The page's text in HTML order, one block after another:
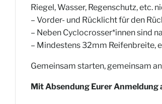
Riegel, Wasser, Regenschutz, etc.
– Vorder- und Rücklicht für den
– Neben Cyclocrosser*innen sind
– Mindestens 32mm Reifenbreite,
Gemeinsam starten, gemeinsam
Mit Absendung Eurer